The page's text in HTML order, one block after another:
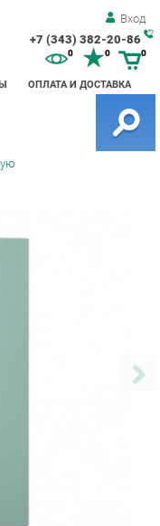
Вход
+7 (343) 382-20-86
ОПЛАТА И ДОСТАВКА
0 0